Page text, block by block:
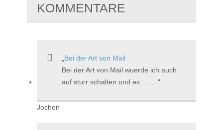
KOMMENTARE
Bei der Art von Mail
Bei der Art von Mail wuerde ich auch
auf sturr schalten und es ... ...
Jochen